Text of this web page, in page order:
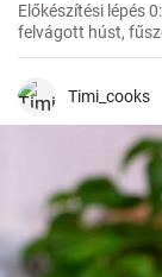
Előkészítési lépés
felvágott húst,
Ezután
felmelegedni.
Timi_cooks